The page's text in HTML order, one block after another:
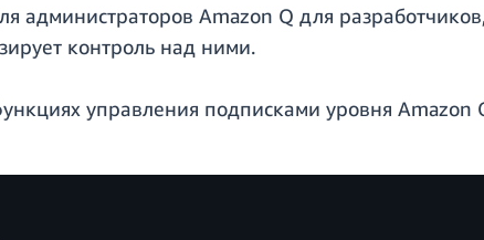
администраторов Amazon Q для
контроль над ними.
управления подписками уровня